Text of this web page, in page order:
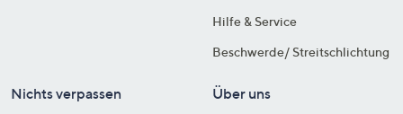
Hilfe & Service
Beschwerde/ Streitschlichtung
Nichts verpassen Über uns